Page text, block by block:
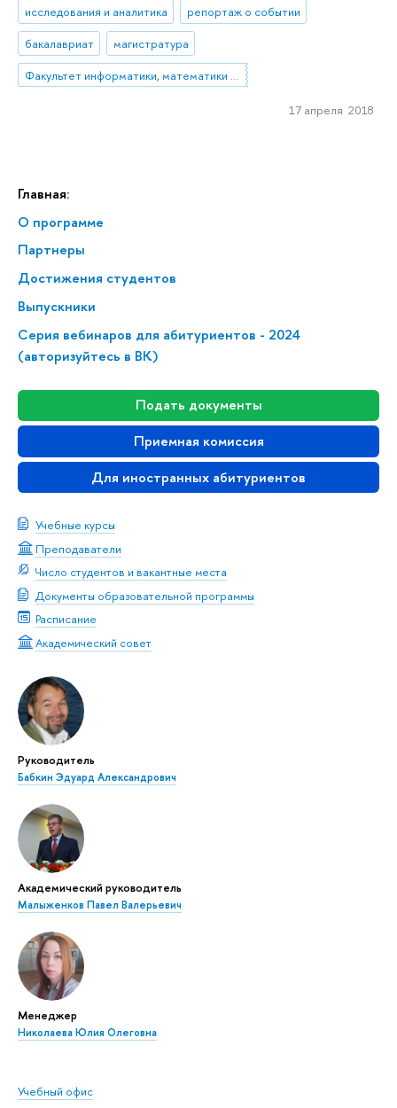
Главная:
О программе
Партнеры
Достижения студентов
Выпускники
Серия вебинаров для абитуриентов - 2024
(авторизуйтесь в ВК)
Подать документы
Приемная комиссия
Для иностранных абитуриентов
Учебные курсы
Преподаватели
Число студентов и вакантные места
Документы образовательной программы
Расписание
Академический совет
Руководитель
Бабкин Эдуард Александрович
Академический руководитель
Малыженков Павел Валерьевич
Менеджер
Николаева Юлия Олеговна
Учебный офис
исследования и аналитика
репортаж о событии
бакалавриат
магистратура
17 апреля 2018